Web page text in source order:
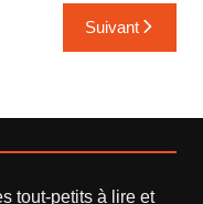
Suivant
tout-petits à lire et